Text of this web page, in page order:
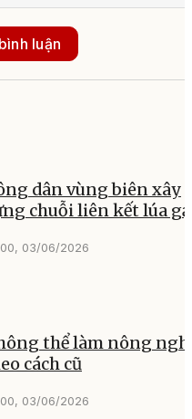
luận
dân vùng biên xây
chuỗi liên kết lúa
03/06/2026
thể làm nông
cách cũ
03/06/2026